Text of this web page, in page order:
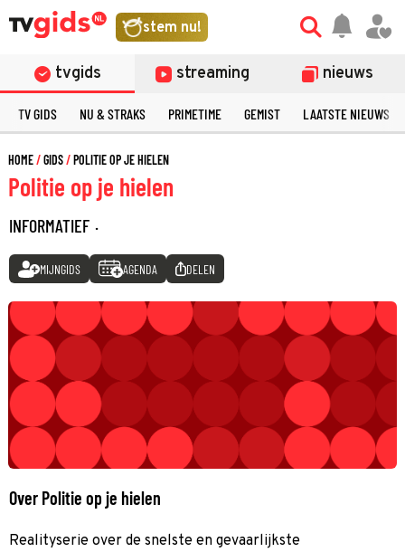
stem nu!
tvgids streaming nieuws
TV GIDS NU & STRAKS PRIMETIME GEMIST LAATSTE NIEUWS
HOME GIDS POLITIE OP JE HIELEN
Politie op je hielen
INFORMATIEF ·
MIJNGIDS AGENDA DELEN
Over Politie op je hielen
Realityserie over de snelste en gevaarlijkste